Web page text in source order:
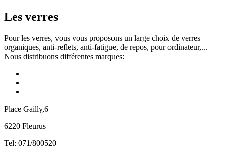
Les verres
Pour les verres, vous vous proposons un large choix de verres
organiques, anti-reflets, anti-fatigue, de repos, pour ordinateur,...
Nous distribuons différentes marques:
Place Gailly,6
6220 Fleurus
Tel: 071/800520